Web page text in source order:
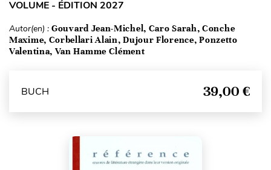
VOLUME - ÉDITION 2027
Autor(en) : Gouvard Jean-Michel, Caro Sarah, Conche
Maxime, Corbellari Alain, Dujour Florence, Ponzetto
Valentina, Van Hamme Clément
BUCH 39,00 €